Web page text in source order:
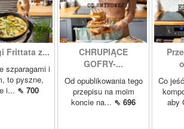
Frittata z...
szparagami i
to pyszne,
i... ⇖ 700
CHRUPIĄCE
GOFRY-...
Od opublikowania tego
przepisu na moim
koncie na... ⇖ 696
Co
aby